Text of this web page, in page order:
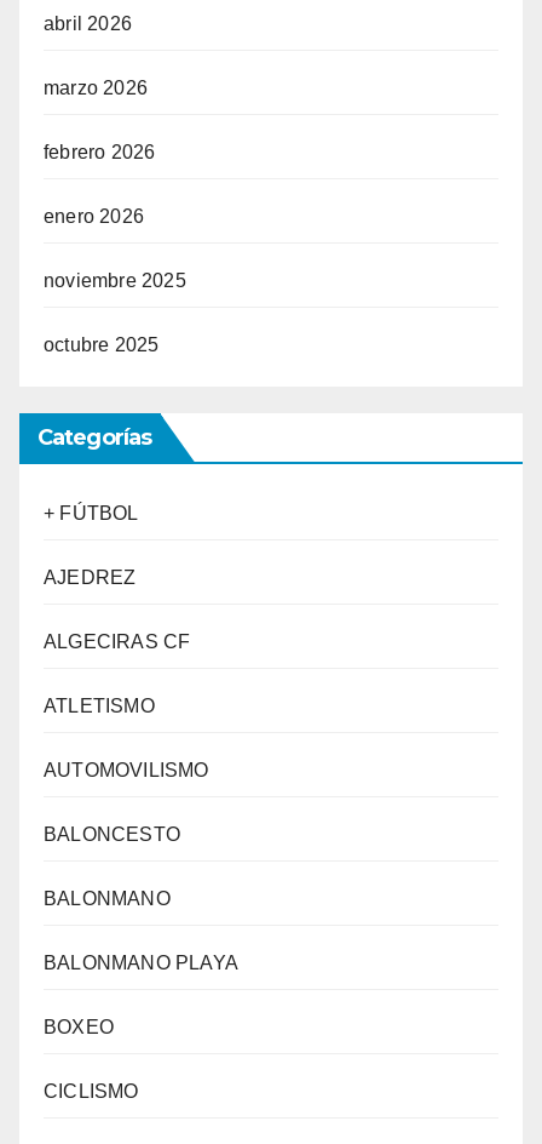
abril 2026
marzo 2026
febrero 2026
enero 2026
noviembre 2025
octubre 2025
Categorías
+ FÚTBOL
AJEDREZ
ALGECIRAS CF
ATLETISMO
AUTOMOVILISMO
BALONCESTO
BALONMANO
BALONMANO PLAYA
BOXEO
CICLISMO